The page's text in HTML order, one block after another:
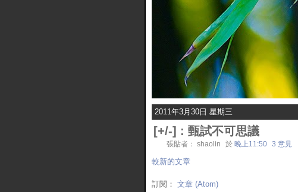
2011年3月30日 星期三
[+/-] : 甄試不可思議
張貼者： shaolin 於 晚上11:50 3 意見
較新的文章
訂閱： 文章 (Atom)